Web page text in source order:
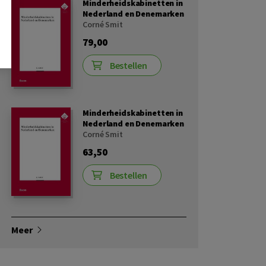
Minderheidskabinetten in
Nederland en Denemarken
Corné Smit
79,00
Bestellen
Minderheidskabinetten in
Nederland en Denemarken
Corné Smit
63,50
Bestellen
Meer